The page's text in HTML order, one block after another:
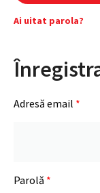
Ai uitat parola?
Adresă email *
Parolă *